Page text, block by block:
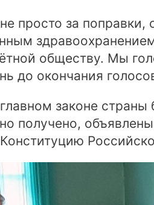
просто за
обществу. Мы
до окончания
законе
получено,